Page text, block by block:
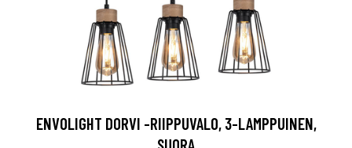
ENVOLIGHT DORVI -RIIPPUVALO, 3-LAMPPUINEN,